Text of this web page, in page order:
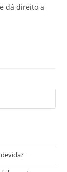
dá direito a